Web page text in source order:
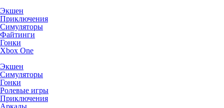
Экшен
Приключения
Симуляторы
Файтинги
Гонки
Xbox One
Экшен
Симуляторы
Гонки
Ролевые игры
Приключения
Аркады